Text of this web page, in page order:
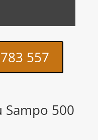
557
500